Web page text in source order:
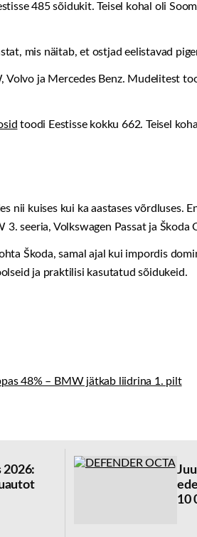
485 sõidukit. Teisel kohal oli
mis näitab, et ostjad eelistavad
ja Mercedes Benz. Mudelitest
toodi Eestisse kokku 662. Teisel
nii kuises kui ka aastases võrdluses.
seeria, Volkswagen Passat ja Škoda
Škoda, samal ajal kui impordis
ja praktilisi kasutatud sõidukeid.
2026:
10